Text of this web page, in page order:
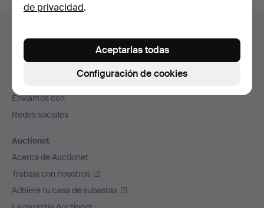
en
de
página
Contacta con el servicio de atención al cliente
Todas las casas de subastas
Enviamos con
Redes sociales
Auctionet
Acerca de Auctionet
Trabaja con nosotros
Adhiere tu casa de subastas
de privacidad.
Configuración de cookies
Aceptarlas todas